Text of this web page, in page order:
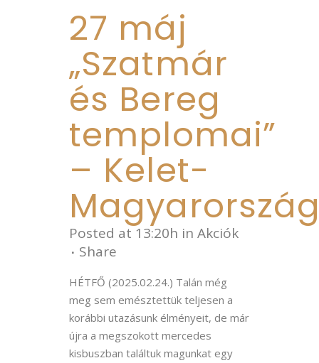
27 máj
„Szatmár
és Bereg
templomai”
– Kelet-
Posted at 13:20h in Akciók
Share
HÉTFŐ (2025.02.24.) Talán még
meg sem emésztettük teljesen a
korábbi utazásunk élményeit, de már
újra a megszokott mercedes
kisbuszban találtuk magunkat egy